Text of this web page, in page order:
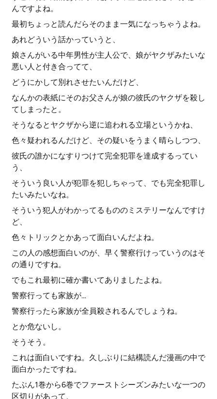
んですよね。
最初ちょっと読んだらそのまま一気になっちゃうよね。
あれどういう話かっていうと、
娘さんがいる中年男性が主人公で、娘がヤクザみたいな
悪い人と付き合ってて、
どうにかして別れさせたいんだけど、
なんかの表紙にそのお父さんが娘の彼氏のヤクザを殺し
てしまったと。
そうなるとヤクザから逆に追われる立場というかね、
色々疑われるんだけど、その疑いをうまく晴らしつつ、
彼氏の誰かになすりつけて完全犯罪を達成するってい
う、
そういう良い人が犯罪を犯しちゃって、でも完全犯罪し
たいみたいなね。
そういう犯人がわかってるもののミステリーなんですけ
ど、
色々トリックとかあって面白いんだよね。
この人の感想面白いのが、早く警察行けっていうのはそ
の通りですね。
でもこれ最初に確か書いてありましたよね。
警察行っても家族が…
警察行ったら家族が全員殺されるんでしょうね。
とか危ないし。
そうそう。
これは面白いですね。久しぶりに結構読んだ漫画の中で
面白かったですね。
たぶん1巻から6巻でファーストシーズンみたいな一つの
区切りがあって、